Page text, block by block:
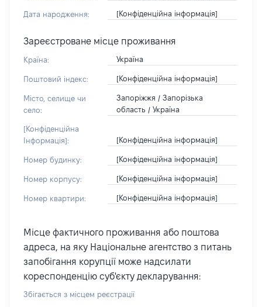
Дата народження: [Конфіденційна інформація]
Зареєстроване місце проживання
Країна: Україна
Поштовий індекс: [Конфіденційна інформація]
Місто, селище чи
село:
Запоріжжя / Запорізька
область / Україна
[Конфіденційна
Інформація]:
[Конфіденційна інформація]
Номер будинку: [Конфіденційна інформація]
Номер корпусу: [Конфіденційна інформація]
Номер квартири: [Конфіденційна інформація]
Місце фактичного проживання або поштова
адреса, на яку Національне агентство з питань
запобігання корупції може надсилати
кореспонденцію суб'єкту декларування:
Збігається з місцем реєстрації